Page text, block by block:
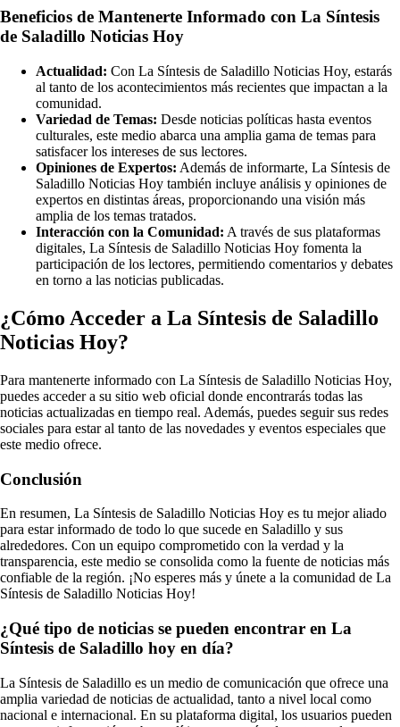
Beneficios de Mantenerte Informado con La Síntesis
de Saladillo Noticias Hoy
Actualidad: Con La Síntesis de Saladillo Noticias Hoy, estarás
al tanto de los acontecimientos más recientes que impactan a la
comunidad.
Variedad de Temas: Desde noticias políticas hasta eventos
culturales, este medio abarca una amplia gama de temas para
satisfacer los intereses de sus lectores.
Opiniones de Expertos: Además de informarte, La Síntesis de
Saladillo Noticias Hoy también incluye análisis y opiniones de
expertos en distintas áreas, proporcionando una visión más
amplia de los temas tratados.
Interacción con la Comunidad: A través de sus plataformas
digitales, La Síntesis de Saladillo Noticias Hoy fomenta la
participación de los lectores, permitiendo comentarios y debates
en torno a las noticias publicadas.
¿Cómo Acceder a La Síntesis de Saladillo
Noticias Hoy?
Para mantenerte informado con La Síntesis de Saladillo Noticias Hoy,
puedes acceder a su sitio web oficial donde encontrarás todas las
noticias actualizadas en tiempo real. Además, puedes seguir sus redes
sociales para estar al tanto de las novedades y eventos especiales que
este medio ofrece.
Conclusión
En resumen, La Síntesis de Saladillo Noticias Hoy es tu mejor aliado
para estar informado de todo lo que sucede en Saladillo y sus
alrededores. Con un equipo comprometido con la verdad y la
transparencia, este medio se consolida como la fuente de noticias más
confiable de la región. ¡No esperes más y únete a la comunidad de La
Síntesis de Saladillo Noticias Hoy!
¿Qué tipo de noticias se pueden encontrar en La
Síntesis de Saladillo hoy en día?
La Síntesis de Saladillo es un medio de comunicación que ofrece una
amplia variedad de noticias de actualidad, tanto a nivel local como
nacional e internacional. En su plataforma digital, los usuarios pueden